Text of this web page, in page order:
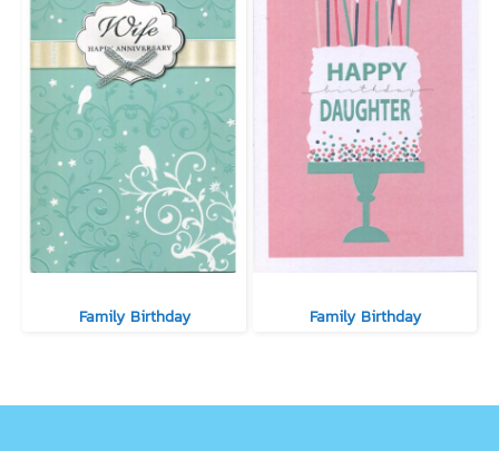
Family Birthday Family Birthday